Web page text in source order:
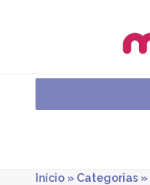
Início» Categorias»